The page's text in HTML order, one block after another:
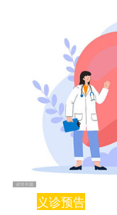
义诊预告